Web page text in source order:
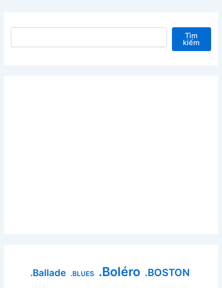
Tìm kiếm Tìm
kiếm
.Ballade .BLUES .Boléro .BOSTON